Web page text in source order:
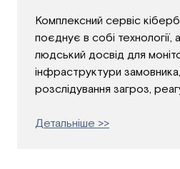
Комплексний сервіс
поєднує в собі технології,
людський досвід для
інфраструктури
розслідування загроз,
Детальніше >>